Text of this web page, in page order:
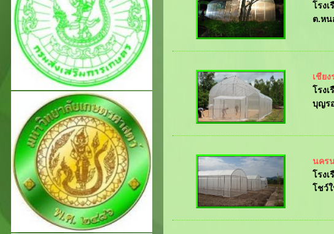
โรง
ต.หน
เชีย
โรง
บุญร
นคร
โรง
โชว์